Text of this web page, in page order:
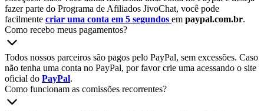
fazer parte do Programa de Afiliados JivoChat, você pode
facilmente criar uma conta em 5 segundos em paypal.com.br.
Como recebo meus pagamentos?
Todos nossos parceiros são pagos pelo PayPal, sem excessões. Caso
não tenha uma conta no PayPal, por favor crie uma acessando o site
oficial do PayPal.
Como funcionam as comissões recorrentes?